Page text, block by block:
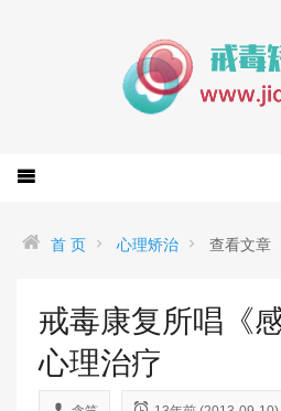
首 页 心理矫治 查看文章
戒毒康复所唱《
心理治疗